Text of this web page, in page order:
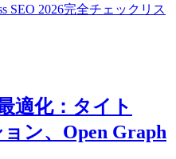
SEO 2026完全チェックリス
適化：タイト
ン、Open Graph